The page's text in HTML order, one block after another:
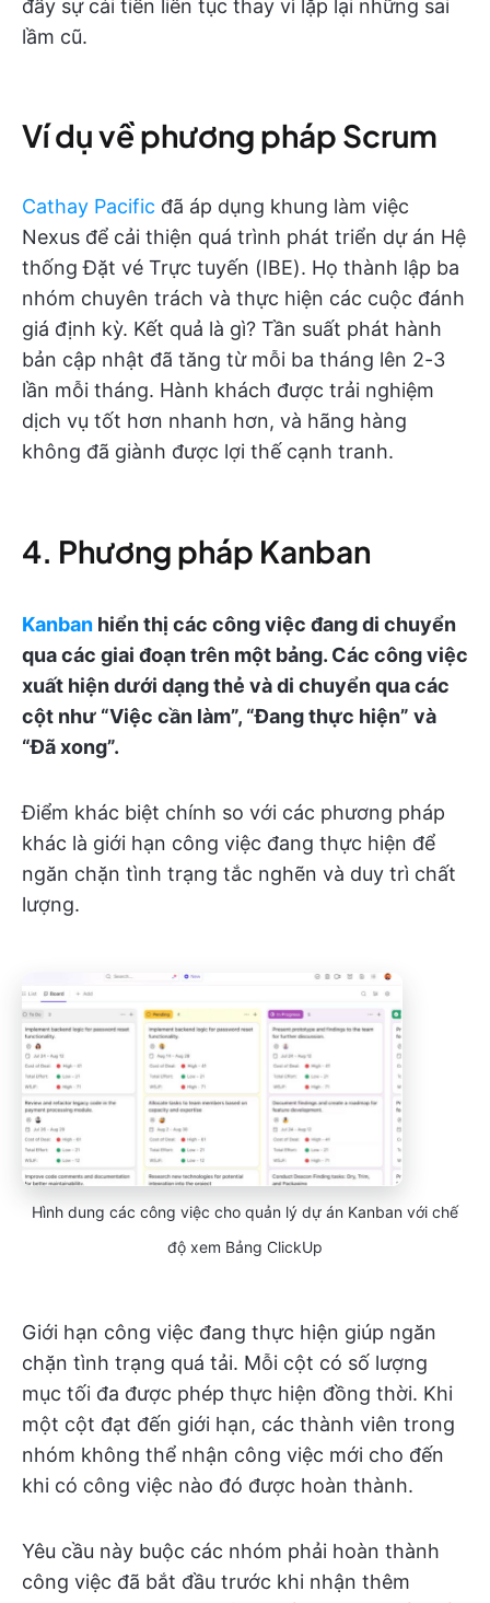
đẩy sự cải tiến liên tục thay vì lặp lại những sai
lầm cũ.
Ví dụ về phương pháp Scrum
Cathay Pacific đã áp dụng khung làm việc
Nexus để cải thiện quá trình phát triển dự án Hệ
thống Đặt vé Trực tuyến (IBE). Họ thành lập ba
nhóm chuyên trách và thực hiện các cuộc đánh
giá định kỳ. Kết quả là gì? Tần suất phát hành
bản cập nhật đã tăng từ mỗi ba tháng lên 2-3
lần mỗi tháng. Hành khách được trải nghiệm
dịch vụ tốt hơn nhanh hơn, và hãng hàng
không đã giành được lợi thế cạnh tranh.
4. Phương pháp Kanban
Kanban hiển thị các công việc đang di chuyển
qua các giai đoạn trên một bảng. Các công việc
xuất hiện dưới dạng thẻ và di chuyển qua các
cột như “Việc cần làm”, “Đang thực hiện” và
“Đã xong”.
Điểm khác biệt chính so với các phương pháp
khác là giới hạn công việc đang thực hiện để
ngăn chặn tình trạng tắc nghẽn và duy trì chất
lượng.
Hình dung các công việc cho quản lý dự án Kanban với chế
độ xem Bảng ClickUp
Giới hạn công việc đang thực hiện giúp ngăn
chặn tình trạng quá tải. Mỗi cột có số lượng
mục tối đa được phép thực hiện đồng thời. Khi
một cột đạt đến giới hạn, các thành viên trong
nhóm không thể nhận công việc mới cho đến
khi có công việc nào đó được hoàn thành.
Yêu cầu này buộc các nhóm phải hoàn thành
công việc đã bắt đầu trước khi nhận thêm